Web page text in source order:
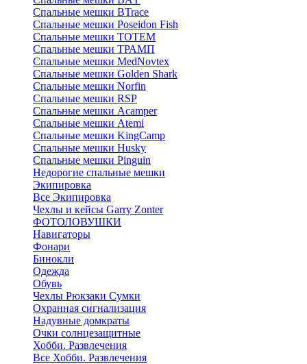
Спальные мешки BTrace
Спальные мешки Poseidon Fish
Спальные мешки ТОТЕМ
Спальные мешки ТРАМП
Cпальные мешки MedNovtex
Спальные мешки Golden Shark
Спальные мешки Norfin
Спальные мешки RSP
Спальные мешки Acamper
Спальные мешки Atemi
Спальные мешки KingCamp
Спальные мешки Husky
Спальные мешки Pinguin
Недорогие спальные мешки
Экипировка
Все Экипировка
Чехлы и кейсы Garry Zonter
ФОТОЛОВУШКИ
Навигаторы
Фонари
Бинокли
Одежда
Обувь
Чехлы Рюкзаки Сумки
Охранная сигнализация
Надувные домкраты
Очки солнцезащитные
Хобби. Развлечения
Все Хобби. Развлечения